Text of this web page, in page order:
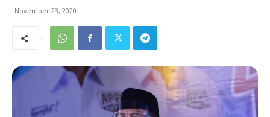
November 23, 2020